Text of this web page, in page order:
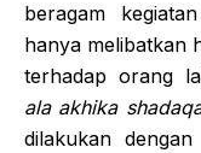
beragam
hanya melibatkan
terhadap orang
ala akhika
dilakukan